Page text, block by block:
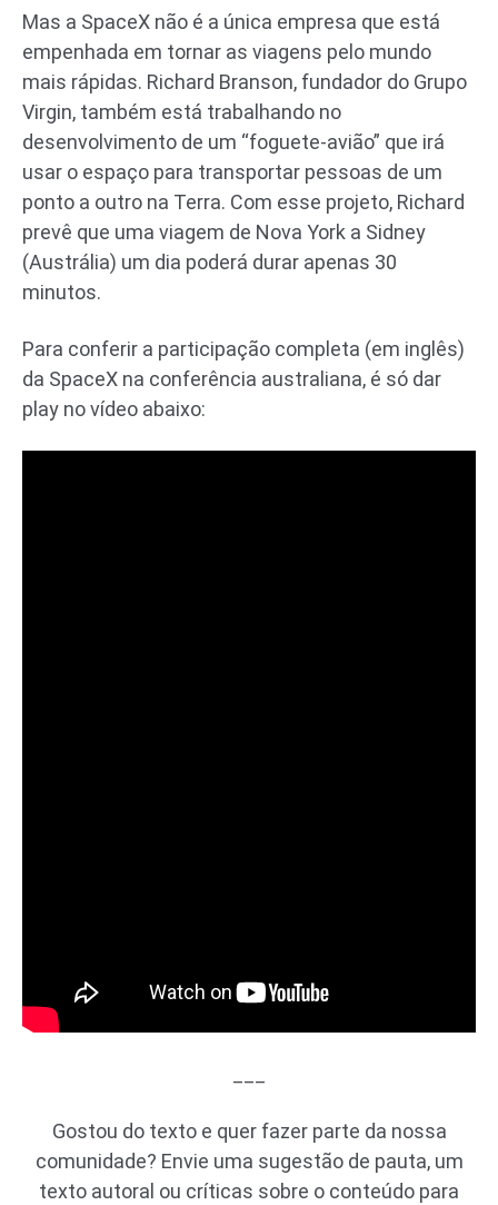
Mas a SpaceX não é a única empresa que está
empenhada em tornar as viagens pelo mundo
mais rápidas. Richard Branson, fundador do Grupo
Virgin, também está trabalhando no
desenvolvimento de um “foguete-avião” que irá
usar o espaço para transportar pessoas de um
ponto a outro na Terra. Com esse projeto, Richard
prevê que uma viagem de Nova York a Sidney
(Austrália) um dia poderá durar apenas 30
minutos.
Para conferir a participação completa (em inglês)
da SpaceX na conferência australiana, é só dar
play no vídeo abaixo:
Gostou do texto e quer fazer parte da nossa
comunidade? Envie uma sugestão de pauta, um
texto autoral ou críticas sobre o conteúdo para